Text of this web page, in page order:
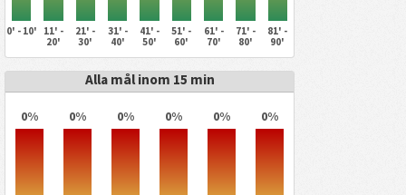
0' - 10'
11' -
20'
21' -
30'
31' -
40'
41' -
50'
51' -
60'
61' -
70'
71' -
80'
81' -
90'
Alla mål inom 15 min
0% 0% 0% 0% 0% 0%